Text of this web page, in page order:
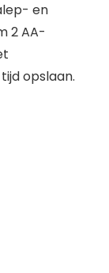
en
2 AA-
opslaan.